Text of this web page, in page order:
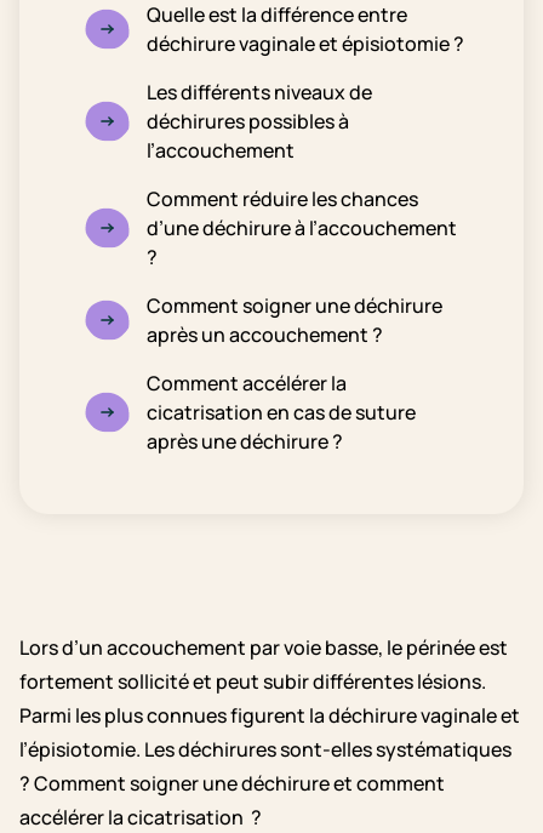
Quelle est la différence entre
déchirure vaginale et épisiotomie ?
Les différents niveaux de
déchirures possibles à
l’accouchement
Comment réduire les chances
d’une déchirure à l’accouchement
?
Comment soigner une déchirure
après un accouchement ?
Comment accélérer la
cicatrisation en cas de suture
après une déchirure ?
Lors d’un accouchement par voie basse, le périnée est
fortement sollicité et peut subir différentes lésions.
Parmi les plus connues figurent la déchirure vaginale et
l’épisiotomie. Les déchirures sont-elles systématiques
? Comment soigner une déchirure et comment
accélérer la cicatrisation ?